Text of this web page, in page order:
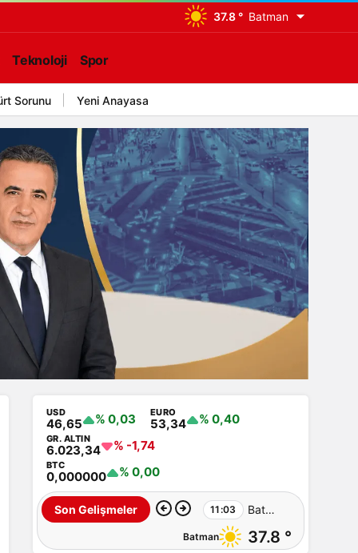
37.8 ° Batman
Teknoloji Spor
Sorunu Yeni Anayasa
USD
46,65 % 0,03 EURO
53,34 % 0,40
GR. ALTIN
6.023,34 % -1,74
BTC
0,000000 % 0,00
Son Gelişmeler 11:03 Batman
–
Batman 37.8 °